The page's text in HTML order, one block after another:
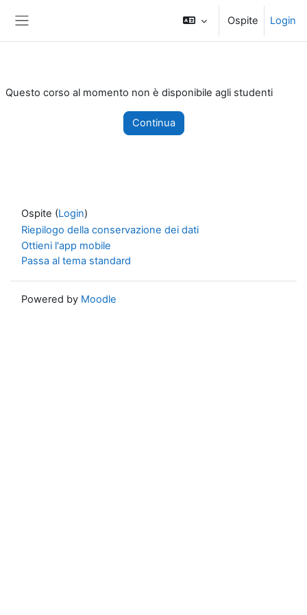
Ospite Login
Questo corso al momento non è disponibile agli studenti
Continua
Ospite (Login)
Riepilogo della conservazione dei dati
Ottieni l'app mobile
Passa al tema standard
Powered by Moodle